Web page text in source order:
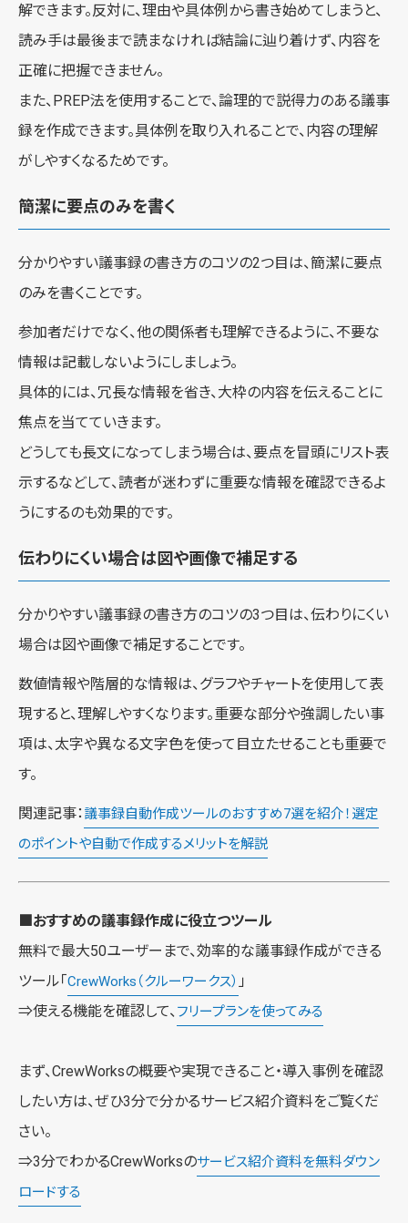
解できます。反対に、理由や具体例から書き始めてしまうと、
読み手は最後まで読まなければ結論に辿り着けず、内容を
正確に把握できません。
また、PREP法を使用することで、論理的で説得力のある議事
録を作成できます。具体例を取り入れることで、内容の理解
がしやすくなるためです。
簡潔に要点のみを書く
分かりやすい議事録の書き方のコツの2つ目は、簡潔に要点
のみを書くことです。
参加者だけでなく、他の関係者も理解できるように、不要な
情報は記載しないようにしましょう。
具体的には、冗長な情報を省き、大枠の内容を伝えることに
焦点を当てていきます。
どうしても長文になってしまう場合は、要点を冒頭にリスト表
示するなどして、読者が迷わずに重要な情報を確認できるよ
うにするのも効果的です。
伝わりにくい場合は図や画像で補足する
分かりやすい議事録の書き方のコツの3つ目は、伝わりにくい
場合は図や画像で補足することです。
数値情報や階層的な情報は、グラフやチャートを使用して表
現すると、理解しやすくなります。重要な部分や強調したい事
項は、太字や異なる文字色を使って目立たせることも重要で
す。
関連記事： 議事録自動作成ツールのおすすめ7選を紹介！選定
のポイントや自動で作成するメリットを解説
■おすすめの議事録作成に役立つツール
無料で最大50ユーザーまで、効率的な議事録作成ができる
ツール「CrewWorks（クルーワークス） 」
⇒使える機能を確認して、フリープランを使ってみる
まず、CrewWorksの概要や実現できること・導入事例を確認
したい方は、ぜひ3分で分かるサービス紹介資料をご覧くだ
さい。
⇒3分でわかるCrewWorksのサービス紹介資料を無料ダウン
ロードする